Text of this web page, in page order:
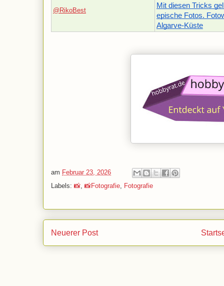
@RikoBest
Mit diesen Tricks
epische Fotos.
Algarve-Küste
am Februar 23, 2026
Labels: 📸 📸Fotografie Fotografie
Neuerer Post